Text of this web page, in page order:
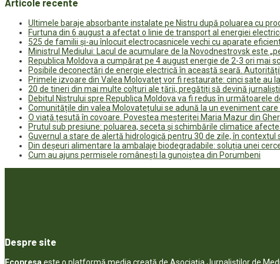
Articole recente
Ultimele baraje absorbante instalate pe Nistru după poluarea cu
Furtuna din 6 august a afectat o linie de transport al energiei
525 de familii și-au înlocuit electrocasnicele vechi cu aparate
Ministrul Mediului: Lacul de acumulare de la Novodnestrovsk este
Republica Moldova a cumpărat pe 4 august energie de 2-3 ori mai
Posibile deconectări de energie electrică în această seară.
Primele izvoare din Valea Molovateț vor fi restaurate: cinci sate au
20 de tineri din mai multe colțuri ale țării, pregătiți să devină
Debitul Nistrului spre Republica Moldova va fi redus în următoarele
Comunitățile din valea Molovatețului se adună la un eveniment
O viață țesută în covoare. Povestea meșteriței Maria Mazur din
Prutul sub presiune: poluarea, seceta și schimbările climatice
Guvernul a stare de alertă hidrologică pentru 30 de zile, în contextul
Din deșeuri alimentare la ambalaje biodegradabile: soluția unei
Cum au ajuns permisele românești la gunoiștea din Porumbeni
Despre site
Ecopresa este o platformă media creată de Asociația Jurnaliștilor de